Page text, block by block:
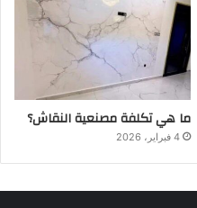
ما هي تكلفة مصنعية النقاش؟
4 فبراير، 2026